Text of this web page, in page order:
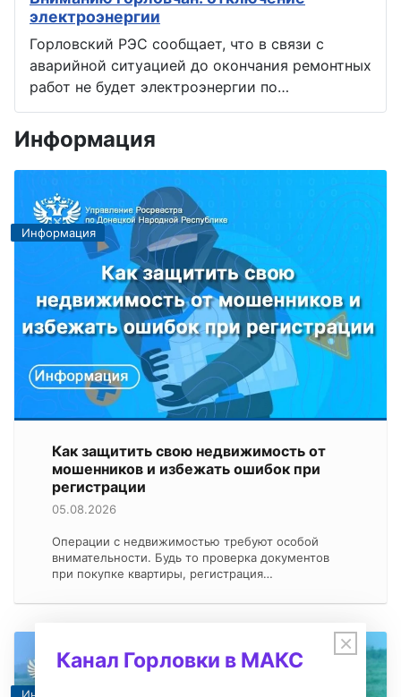
электроэнергии
Горловский РЭС сообщает, что в связи с
аварийной ситуацией до окончания ремонтных
работ не будет электроэнергии по…
Информация
Информация
Как защитить свою недвижимость от
мошенников и избежать ошибок при
регистрации
05.08.2026
Операции с недвижимостью требуют особой
внимательности. Будь то проверка документов
при покупке квартиры, регистрация…
Информация
×
Канал Горловки в МАКС